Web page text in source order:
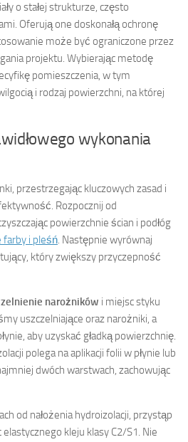
o stałej strukturze, często
Oferują one doskonałą ochronę
może być ograniczone przez
projektu. Wybierając metodę
pomieszczenia, w tym
i rodzaj powierzchni, na której
wykonania
przestrzegając kluczowych zasad i
Rozpocznij od
powierzchnie ścian i podłóg
farby i pleśń. Następnie wyrównaj
który zwiększy przyczepność
narożników i miejsc styku
uszczelniające oraz narożniki, a
aby uzyskać gładką powierzchnię.
polega na aplikacji folii w płynie lub
dwóch warstwach, zachowując
od nałożenia hydroizolacji, przystąp
kleju klasy C2/S1. Nie